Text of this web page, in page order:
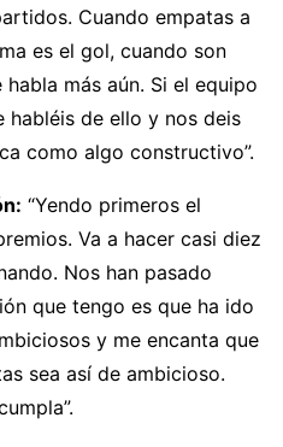
Cuando empatas a
es el gol, cuando son
más aún. Si el equipo
habléis de ello y nos deis
como algo constructivo”.
“Yendo primeros el
Va a hacer casi diez
Nos han pasado
que tengo es que ha ido
y me encanta que
sea así de ambicioso.